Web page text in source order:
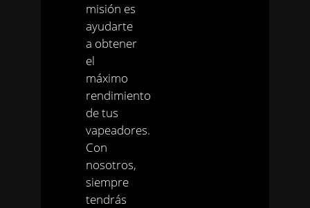
misión es
ayudarte
a obtener
el
máximo
rendimiento
de tus
vapeadores.
Con
nosotros,
siempre
tendrás